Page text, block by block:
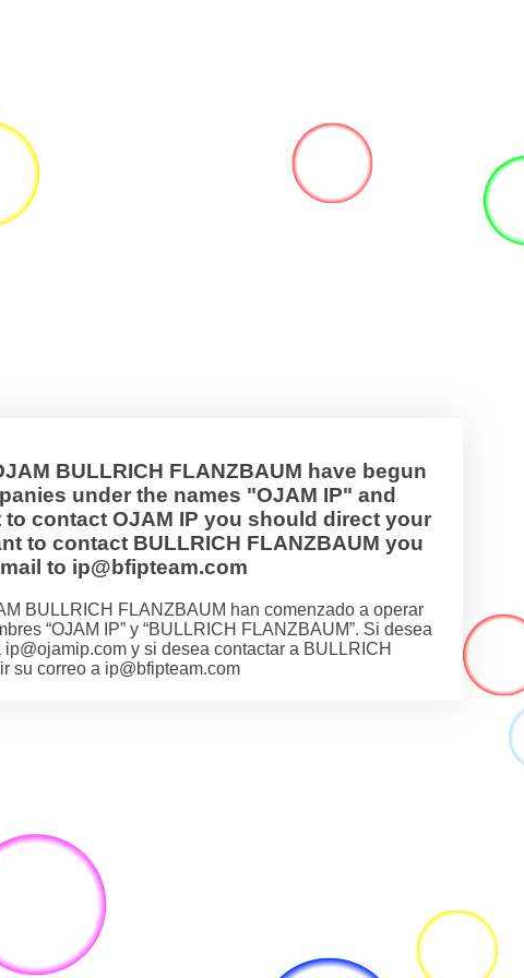
BULLRICH FLANZBAUM have begun
under the names "OJAM IP" and
contact OJAM IP you should direct your
to contact BULLRICH FLANZBAUM you
to ip@bfipteam.com
BULLRICH FLANZBAUM han comenzado a operar
“OJAM IP” y “BULLRICH FLANZBAUM”. Si desea
y si desea contactar a BULLRICH
su correo a ip@bfipteam.com